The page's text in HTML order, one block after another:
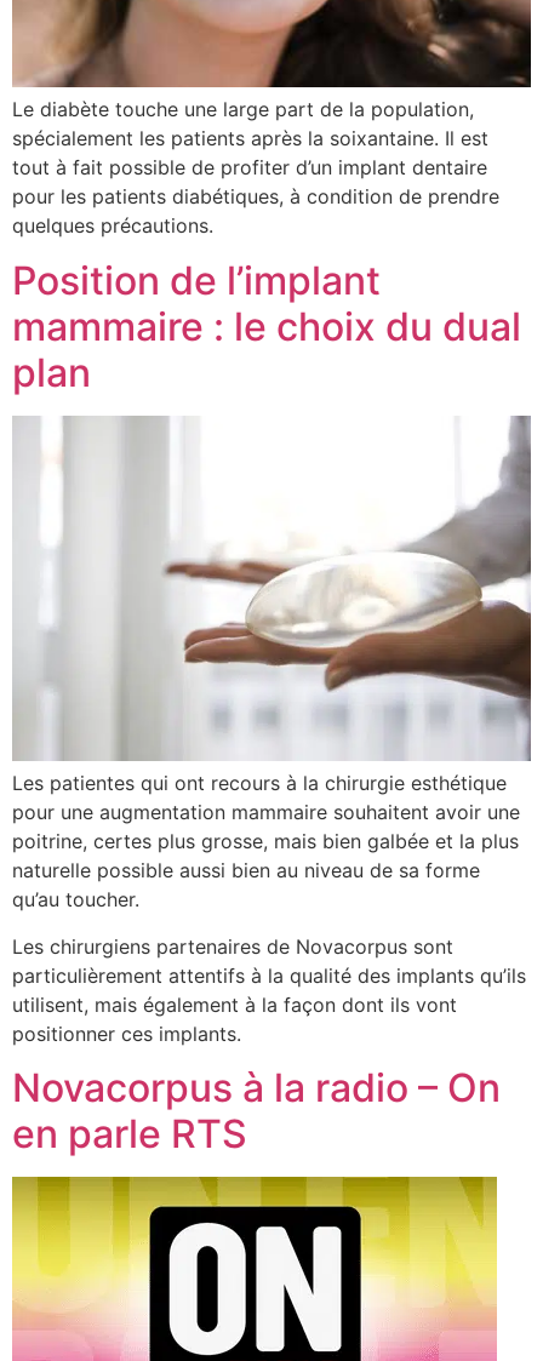
Le diabète touche une large part de la population,
spécialement les patients après la soixantaine. Il est
tout à fait possible de profiter d’un implant dentaire
pour les patients diabétiques, à condition de prendre
quelques précautions.
Position de l’implant
mammaire : le choix du dual
plan
Les patientes qui ont recours à la chirurgie esthétique
pour une augmentation mammaire souhaitent avoir une
poitrine, certes plus grosse, mais bien galbée et la plus
naturelle possible aussi bien au niveau de sa forme
qu’au toucher.
Les chirurgiens partenaires de Novacorpus sont
particulièrement attentifs à la qualité des implants qu’ils
utilisent, mais également à la façon dont ils vont
positionner ces implants.
Novacorpus à la radio – On
en parle RTS